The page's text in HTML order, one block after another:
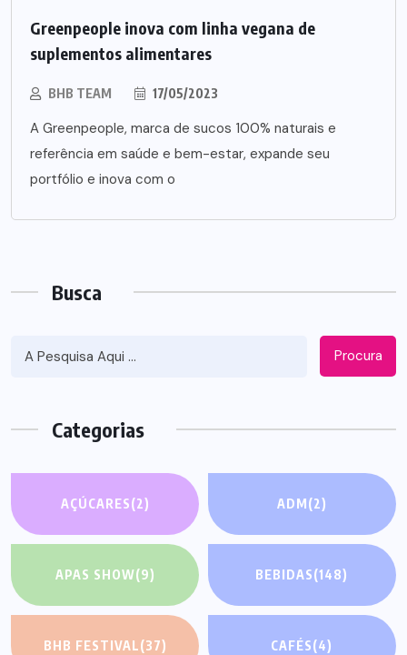
Greenpeople inova com linha vegana de
suplementos alimentares
BHB TEAM 17/05/2023
A Greenpeople, marca de sucos 100% naturais e
referência em saúde e bem-estar, expande seu
portfólio e inova com o
Busca
Procura
Categorias
AÇÚCARES(2) ADM(2)
APAS SHOW(9) BEBIDAS(148)
BHB FESTIVAL(37) CAFÉS(4)